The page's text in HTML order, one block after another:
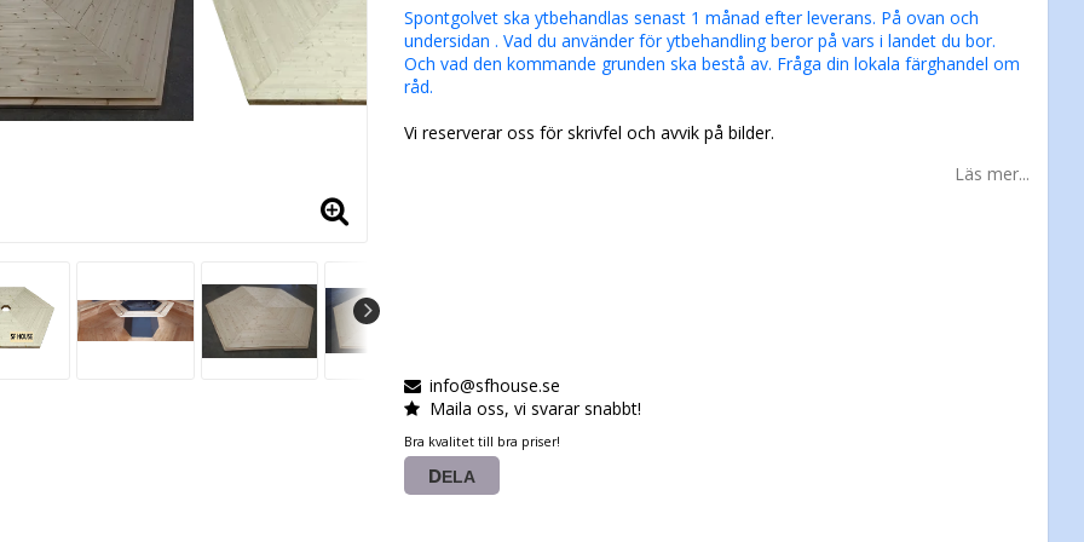
Spontgolvet ska ytbehandlas senast 1 månad efter leverans. På ovan och
undersidan . Vad du använder för ytbehandling beror på vars i landet du bor.
Och vad den kommande grunden ska bestå av. Fråga din lokala färghandel om
råd.
Vi reserverar oss för skrivfel och avvik på bilder.
Läs mer...
info@sfhouse.se
Maila oss, vi svarar snabbt!
Bra kvalitet till bra priser!
DELA